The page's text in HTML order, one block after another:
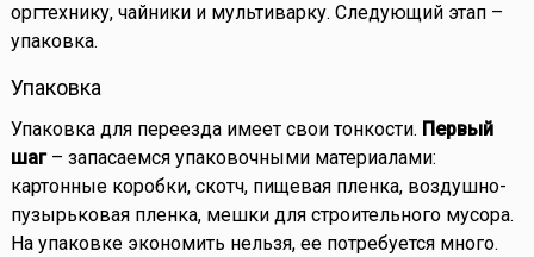
оргтехнику, чайники и мультиварку. Следующий этап –
упаковка.
Упаковка
Упаковка для переезда имеет свои тонкости. Первый
шаг– запасаемся упаковочными материалами:
картонные коробки, скотч, пищевая пленка, воздушно-
пузырьковая пленка, мешки для строительного мусора.
На упаковке экономить нельзя, ее потребуется много.